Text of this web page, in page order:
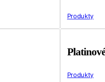
Produkty
Produkty